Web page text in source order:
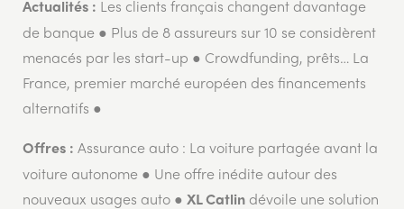
Actualités : Les clients français changent davantage
de banque ● Plus de 8 assureurs sur 10 se considèrent
menacés par les start-up ● Crowdfunding, prêts… La
France, premier marché européen des financements
alternatifs ●
Offres : Assurance auto : La voiture partagée avant la
voiture autonome ● Une offre inédite autour des
nouveaux usages auto ● XL Catlin dévoile une solution